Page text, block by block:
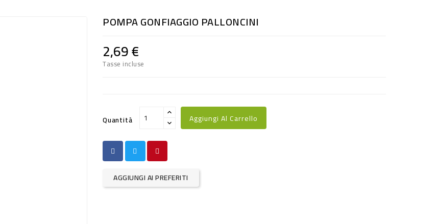
POMPA GONFIAGGIO PALLONCINI
2,69 €
Tasse incluse
Quantità Aggiungi Al Carrello
AGGIUNGI AI PREFERITI